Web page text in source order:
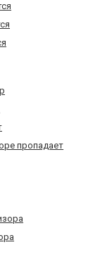
пропадает